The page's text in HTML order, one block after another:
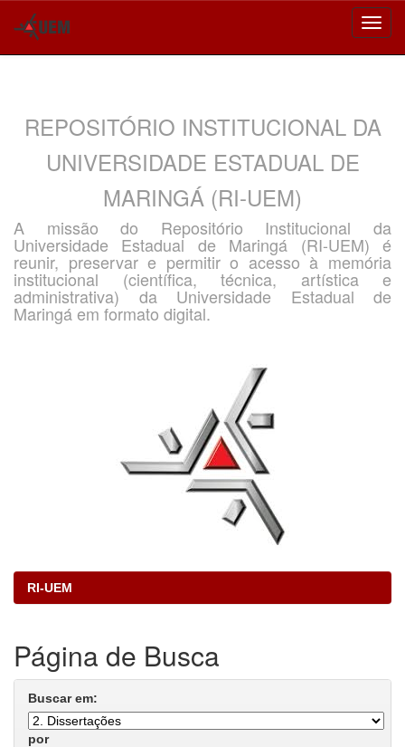
REPOSITÓRIO INSTITUCIONAL DA
UNIVERSIDADE ESTADUAL DE
MARINGÁ (RI-UEM)
A missão do Repositório Institucional da
Universidade Estadual de Maringá (RI-UEM) é
reunir, preservar e permitir o acesso à memória
institucional (científica, técnica, artística e
administrativa) da Universidade Estadual de
Maringá em formato digital.
RI-UEM
Página de Busca
Buscar em:
por